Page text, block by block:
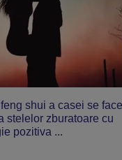
shui a casei se face
stelelor zburatoare cu
pozitiva ...